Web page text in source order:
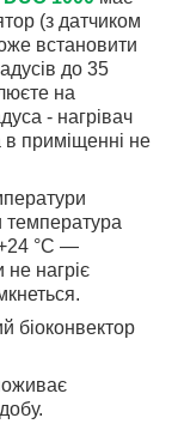
(з датчиком
встановити
до 35
на
- нагрівач
приміщенні не
температура
°C —
нагріє
біоконвектор